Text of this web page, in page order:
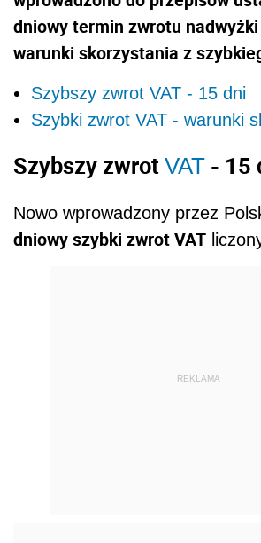
dniowy termin zwrotu
warunki skorzystania z
Szybszy zwrot VAT - 15 dni
Szybki zwrot VAT - warunki
Szybszy zwrot VAT - 15
Nowo wprowadzony przez
dniowy szybki zwrot VAT
REKLAMA